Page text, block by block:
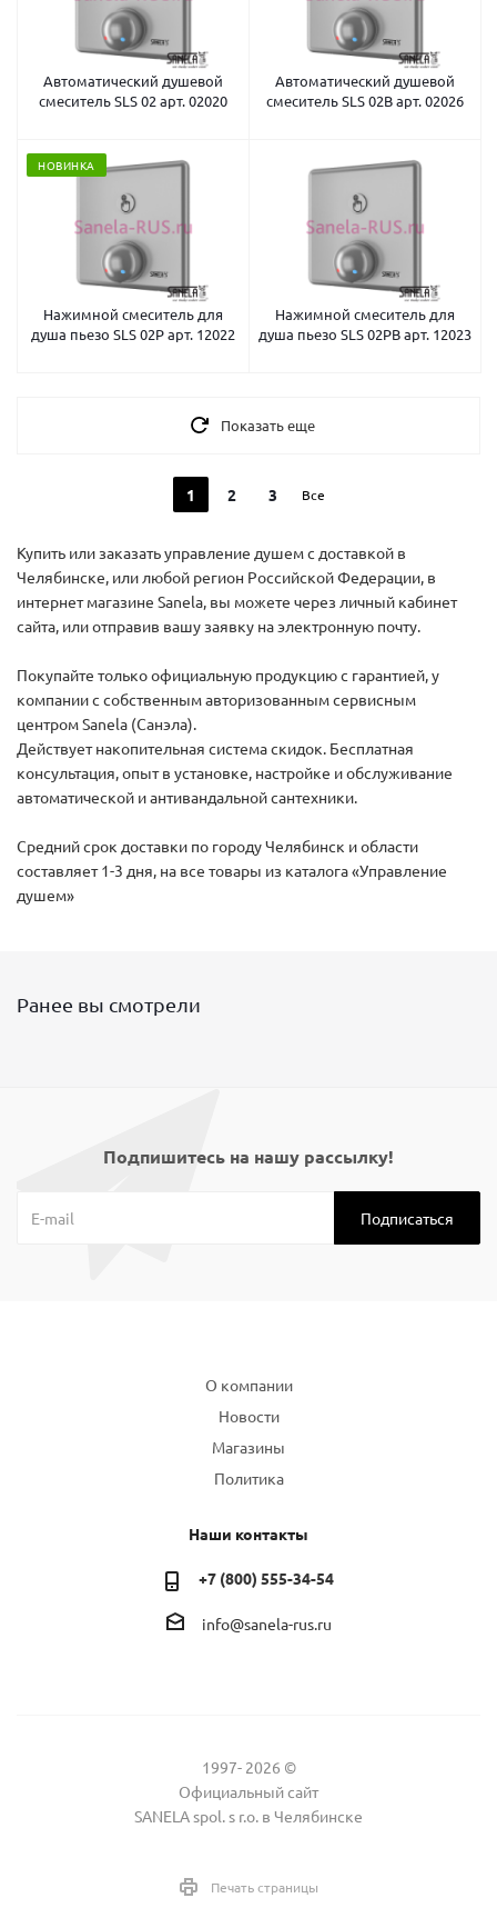
Автоматический душевой
смеситель SLS 02 арт. 02020
Автоматический душевой
смеситель SLS 02B арт. 02026
НОВИНКА
Нажимной смеситель для
душа пьезо SLS 02P арт. 12022
Нажимной смеситель для
душа пьезо SLS 02PB арт. 12023
Показать еще
1 2 3 Все
Купить или заказать управление душем с доставкой в
Челябинске, или любой регион Российской Федерации, в
интернет магазине Sanela, вы можете через личный кабинет
сайта, или отправив вашу заявку на электронную почту.
Покупайте только официальную продукцию с гарантией, у
компании с собственным авторизованным сервисным
центром Sanela (Санэла).
Действует накопительная система скидок. Бесплатная
консультация, опыт в установке, настройке и обслуживание
автоматической и антивандальной сантехники.
Средний срок доставки по городу Челябинск и области
составляет 1-3 дня, на все товары из каталога «Управление
душем»
Ранее вы смотрели
Подпишитесь на нашу рассылку!
О компании
Новости
Магазины
Политика
Наши контакты
+7 (800) 555-34-54
info@sanela-rus.ru
1997- 2026 ©
Официальный сайт
SANELA spol. s r.o. в Челябинске
Печать страницы